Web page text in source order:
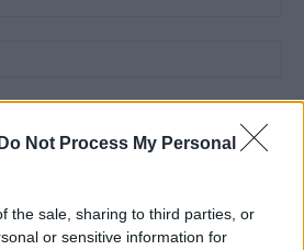
Do Not Process My Personal
the sale, sharing to third parties, or
or sensitive information for